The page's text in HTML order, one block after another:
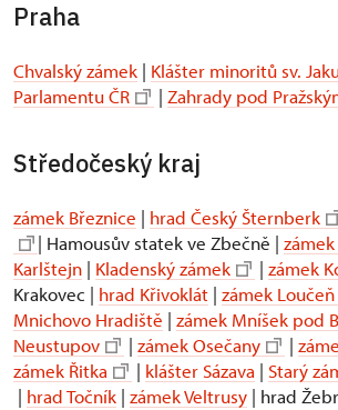
Praha
Chvalský zámek | Klášter minoritů sv.
Parlamentu ČR
| Zahrady pod
Středočeský kraj
zámek Březnice | hrad Český Šternberk
| Hamousův statek ve Zbečně |
Karlštejn | Kladenský zámek | zámek
Krakovec | hrad Křivoklát | zámek Loučeň
Mnichovo Hradiště | zámek Mníšek pod
Neustupov
| zámek Osečany |
zámek Řitka
| klášter Sázava | Starý
| hrad Točník | zámek Veltrusy | hrad